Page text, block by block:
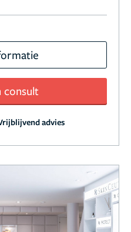
consult
advies